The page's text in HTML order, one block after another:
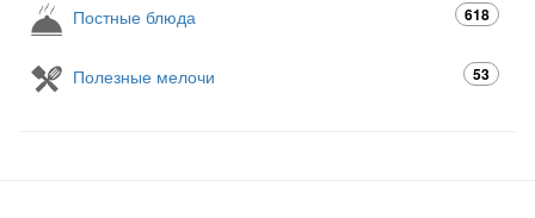
Постные блюда 618
Полезные мелочи 53